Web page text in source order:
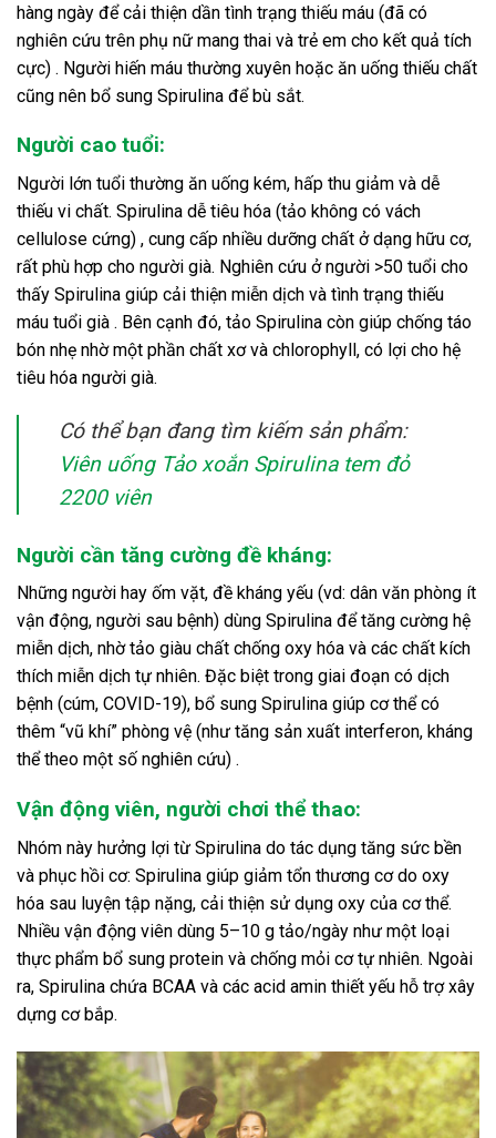
hàng ngày để cải thiện dần tình trạng thiếu máu (đã có
nghiên cứu trên phụ nữ mang thai và trẻ em cho kết quả tích
cực) . Người hiến máu thường xuyên hoặc ăn uống thiếu chất
cũng nên bổ sung Spirulina để bù sắt.
Người cao tuổi:
Người lớn tuổi thường ăn uống kém, hấp thu giảm và dễ
thiếu vi chất. Spirulina dễ tiêu hóa (tảo không có vách
cellulose cứng) , cung cấp nhiều dưỡng chất ở dạng hữu cơ,
rất phù hợp cho người già. Nghiên cứu ở người >50 tuổi cho
thấy Spirulina giúp cải thiện miễn dịch và tình trạng thiếu
máu tuổi già . Bên cạnh đó, tảo Spirulina còn giúp chống táo
bón nhẹ nhờ một phần chất xơ và chlorophyll, có lợi cho hệ
tiêu hóa người già.
Có thể bạn đang tìm kiếm sản phẩm:
Viên uống Tảo xoắn Spirulina tem đỏ
2200 viên
Người cần tăng cường đề kháng:
Những người hay ốm vặt, đề kháng yếu (vd: dân văn phòng ít
vận động, người sau bệnh) dùng Spirulina để tăng cường hệ
miễn dịch, nhờ tảo giàu chất chống oxy hóa và các chất kích
thích miễn dịch tự nhiên. Đặc biệt trong giai đoạn có dịch
bệnh (cúm, COVID-19), bổ sung Spirulina giúp cơ thể có
thêm “vũ khí” phòng vệ (như tăng sản xuất interferon, kháng
thể theo một số nghiên cứu) .
Vận động viên, người chơi thể thao:
Nhóm này hưởng lợi từ Spirulina do tác dụng tăng sức bền
và phục hồi cơ: Spirulina giúp giảm tổn thương cơ do oxy
hóa sau luyện tập nặng, cải thiện sử dụng oxy của cơ thể.
Nhiều vận động viên dùng 5–10 g tảo/ngày như một loại
thực phẩm bổ sung protein và chống mỏi cơ tự nhiên. Ngoài
ra, Spirulina chứa BCAA và các acid amin thiết yếu hỗ trợ xây
dựng cơ bắp.